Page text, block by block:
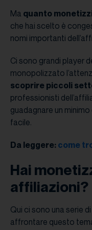
Ma quanto
che hai scelto è
nomi importanti
Ci sono grandi player
monopolizzato
scoprire piccoli
professionisti
guadagnare un
facile.
Da leggere: come
Hai
affiliazioni?
Qui ci sono una serie
affrontare questo